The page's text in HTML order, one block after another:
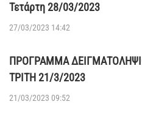
Τετάρτη 28/03/2023
27/03/2023 14:42
ΠΡΟΓΡΑΜΜΑ
ΤΡΙΤΗ 21/3/2023
21/03/2023 09:52